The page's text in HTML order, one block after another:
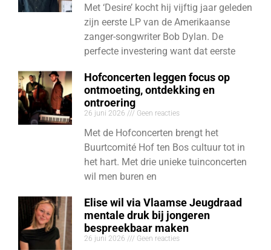
Met ‘Desire’ kocht hij vijftig jaar geleden
zijn eerste LP van de Amerikaanse
zanger-songwriter Bob Dylan. De
perfecte investering want dat eerste
Hofconcerten leggen focus op
ontmoeting, ontdekking en
ontroering
26 juni 2026 Geen reacties
Met de Hofconcerten brengt het
Buurtcomité Hof ten Bos cultuur tot in
het hart. Met drie unieke tuinconcerten
wil men buren en
Elise wil via Vlaamse Jeugdraad
mentale druk bij jongeren
bespreekbaar maken
26 juni 2026 Geen reacties